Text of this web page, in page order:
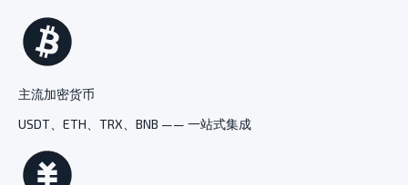
主流加密货币
USDT、ETH、TRX、BNB —— 一站式集成